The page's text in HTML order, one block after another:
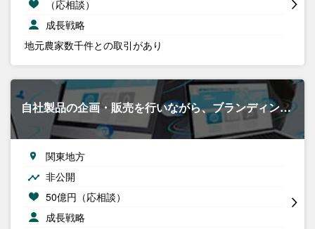
（応相談）
成長戦略
地元農家数千件との取引があり
自社製品の企画・販売を行いながら、ブランディン…
関東地方
非公開
50億円（応相談）
成長戦略